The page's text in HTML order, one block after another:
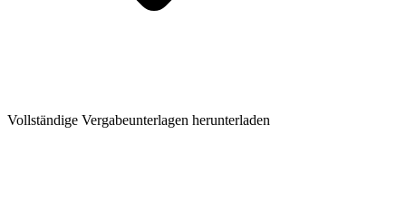
Vollständige Vergabeunterlagen herunterladen